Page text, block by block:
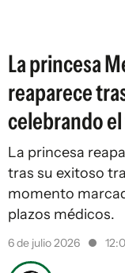
La princesa
reaparece
celebrando
La princesa
tras su exitoso
momento
plazos médicos.
6 de julio 2026